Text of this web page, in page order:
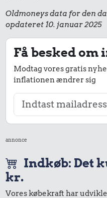
Oldmoneys data for den
opdateret 10. januar 2025
Få besked
Modtag vores gratis
inflationen ændrer sig
annonce
Indkøb: Det
kr.
Vores købekraft har